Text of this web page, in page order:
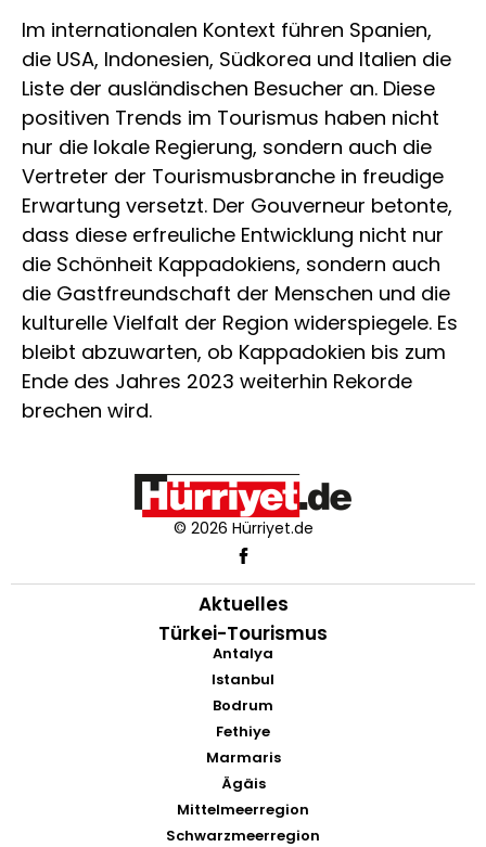
Im internationalen Kontext führen Spanien,
die USA, Indonesien, Südkorea und Italien die
Liste der ausländischen Besucher an. Diese
positiven Trends im Tourismus haben nicht
nur die lokale Regierung, sondern auch die
Vertreter der Tourismusbranche in freudige
Erwartung versetzt. Der Gouverneur betonte,
dass diese erfreuliche Entwicklung nicht nur
die Schönheit Kappadokiens, sondern auch
die Gastfreundschaft der Menschen und die
kulturelle Vielfalt der Region widerspiegele. Es
bleibt abzuwarten, ob Kappadokien bis zum
Ende des Jahres 2023 weiterhin Rekorde
brechen wird.
© 2026 Hürriyet.de
Aktuelles
Türkei-Tourismus
Antalya
Istanbul
Bodrum
Fethiye
Marmaris
Ägäis
Mittelmeerregion
Schwarzmeerregion